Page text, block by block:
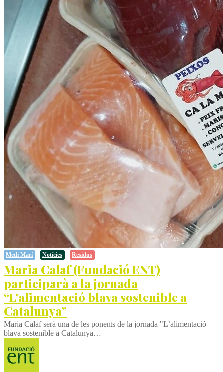
Medi Marí Notícies Residus
Maria Calaf (Fundació ENT)
participarà a la jornada
“L’alimentació blava sostenible a
Catalunya”
Maria Calaf serà una de les ponents de la jornada "L’alimentació
blava sostenible a Catalunya…